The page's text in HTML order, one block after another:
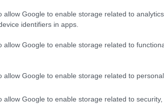
allow Google to enable storage related to
identifiers in apps.
allow Google to enable storage related to
allow Google to enable storage related to
allow Google to enable storage related to security,
vesztét - Nicolas Fouquet
tett szert a Napkirály Franciaországában,